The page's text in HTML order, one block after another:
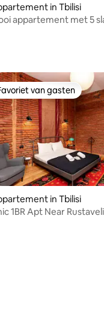
van 4,86 uit 5,
in Tbilisi
appartement met 5
van 4,94 uit 5,
van gasten
van gasten
in Tbilisi
1BR Apt Near